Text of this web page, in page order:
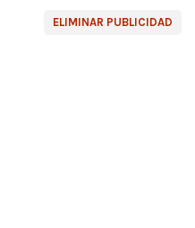
ELIMINAR PUBLICIDAD